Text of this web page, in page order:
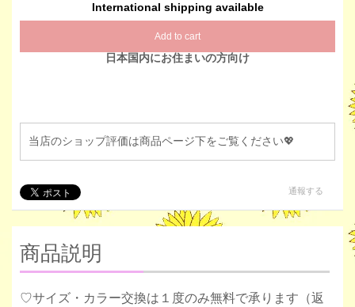
International shipping available
Add to cart
日本国内にお住まいの方向け
当店のショップ評価は商品ページ下をご覧ください💖
通報する
商品説明
♡サイズ・カラー交換は１度のみ無料で承ります（返